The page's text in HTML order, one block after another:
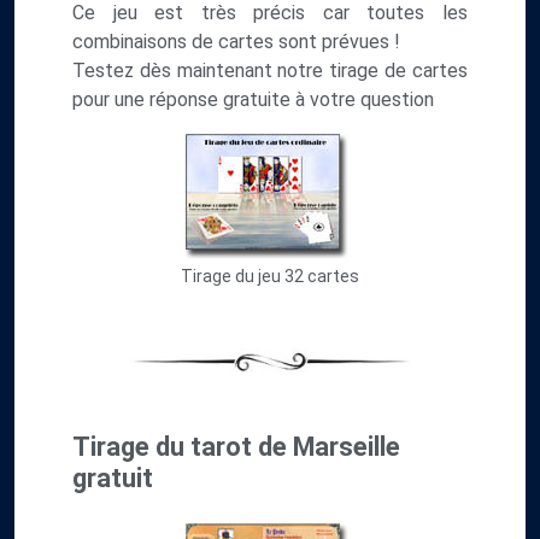
Ce jeu est très précis car toutes les
combinaisons de cartes sont prévues !
Testez dès maintenant notre tirage de cartes
pour une réponse gratuite à votre question
Tirage du jeu 32 cartes
Tirage du tarot de Marseille
gratuit